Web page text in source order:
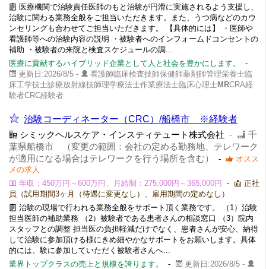
医療機関で治験責任医師のもと治験が円滑に実施されるよう支援し、
治験に関わる業務全般をご担当いただきます。また、うつ病などのカウ
ンセリングも合わせてご担当いただきます。 【具体的には】 ・医師や
看護師等への治験内容の説明 ・被験者へのインフォームドコンセントの
補助 ・被験者の来院と検査スケジュールの調...
医療に貢献するハイブリッド企業として人と社会を豊かにします。
-
更新日:2026/8/5 -
看護師臨床検査技師保健師薬剤師管理栄養士臨
床工学技士診療放射線技師理学療法士作業療法士臨床心理士MRCRA経
験者CRC経験者
治験コーディネーター（CRC）/船橋市 ※経験者
シミックヘルスケア・インスティテュート株式会社 -
千
葉県船橋市 （変更の範囲：会社の定める勤務地、テレワーク
が適用になる場合はテレワークを行う場所を含む）
-
オスス
メの求人
年収：450万円～600万円、月給制：275,000円～365,000円
-
正社
員（試用期間3ヶ月（待遇に変更なし）、雇用期間の定めなし）
治験の現場で行われる業務全般をサポート頂く業務です。 （1）治験
担当医師の補助業務 （2）被験者である患者さんの相談窓口 （3）院内
スタッフとの調整 担当医の負担軽減だけでなく、患者さんが安心、納得
して治験に参加頂ける様にきめ細やかなサポートをお願いします。具体
的には、験に参加していただく被験者さんへ...
業界トップクラスの売上と規模を誇ります。
-
更新日:2026/8/5 -